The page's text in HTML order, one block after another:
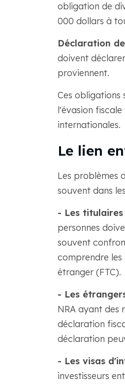
obligation de
000 dollars à
Déclaration
doivent
proviennent.
Ces
l'évasion
internationales.
Le lien
Les problèmes
souvent dans
- Les
personnes
souvent
comprendre
étranger (FTC).
- Les
NRA ayant des
déclaration
déclaration
- Les visas
investisseurs